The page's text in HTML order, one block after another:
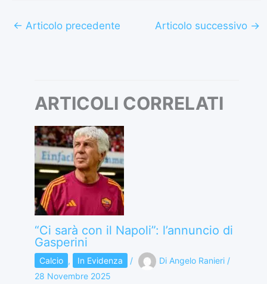
← Articolo precedente Articolo successivo →
ARTICOLI CORRELATI
“Ci sarà con il Napoli”: l’annuncio di
Gasperini
Calcio , In Evidenza / Di Angelo Ranieri /
28 Novembre 2025